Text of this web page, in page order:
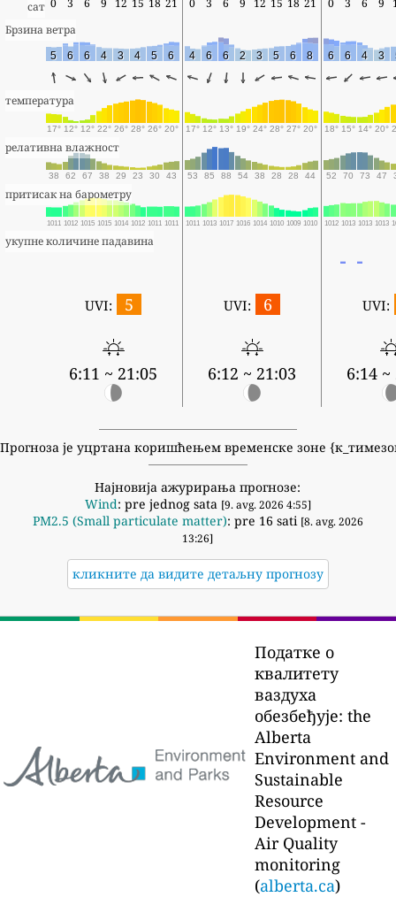
сат
Брзина ветра
5 6 6 4 3 4 5 6 4 6 6 2 3 5 6 8 6 6 4 3
температура
17° 12° 12° 22° 26° 28° 26° 20° 17° 12° 13° 19° 24° 28° 27° 20° 18° 15° 14° 20°
релативна влажност
38 62 67 38 29 23 30 43 53 85 88 54 38 28 28 44 52 70 73 47
притисак на барометру
1011 1012 1015 1015 1014 1012 1011 1011 1011 1013 1017 1016 1014 1010 1009 1010 1012 1013 1013 1013
укупне количине падавина
UVI: 5
6:11 ~ 21:05
UVI: 6
6:12 ~ 21:03
UVI:
6:14 ~
Прогноза је уцртана коришћењем временске зоне
Најновија ажурирања прогнозе:
Wind: pre jednog sata [9. avg. 2026 4:55]
PM2.5 (Small particulate matter): pre 16 sati [8. avg. 2026
13:26]
кликните да видите детаљну прогнозу
Податке о
квалитету
ваздуха
обезбеђује: the
Alberta
Environment and
Sustainable
Resource
Development -
Air Quality
monitoring
(alberta.ca)